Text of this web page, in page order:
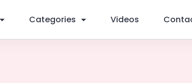
Categories Videos